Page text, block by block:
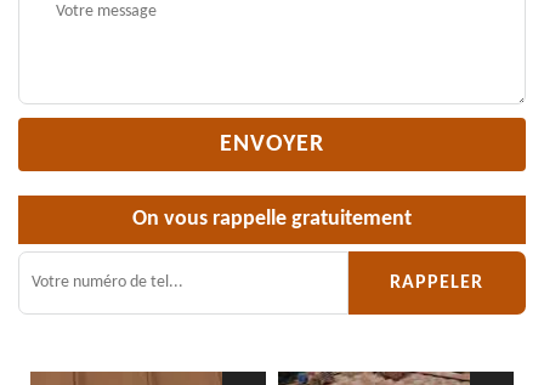
On vous rappelle gratuitement